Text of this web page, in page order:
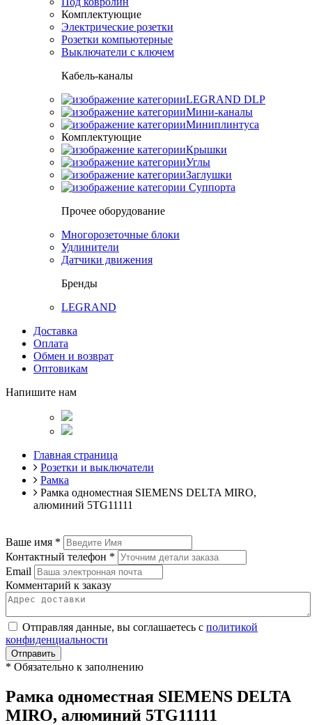
Комплектующие
Электрические розетки
Розетки компьютерные
Выключатели с ключем
Кабель-каналы
LEGRAND DLP
Мини-каналы
Миниплинтуса
Комплектующие
Крышки
Углы
Заглушки
Суппорта
Прочее оборудование
Многорозеточные блоки
Удлинители
Датчики движения
Бренды
LEGRAND
Доставка
Оплата
Обмен и возврат
Оптовикам
Напишите нам
Главная страница
Розетки и выключатели
Рамка
Рамка одноместная SIEMENS DELTA MIRO,
алюминий 5TG11111
Ваше имя *
Контактный телефон *
Email
Комментарий к заказу
Отправляя данные, вы соглашаетесь с политикой
конфиденциальности
Отправить
* Обязательно к заполнению
Рамка одноместная SIEMENS DELTA
MIRO, алюминий 5TG11111